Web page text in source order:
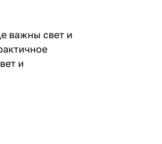
важны свет и
и